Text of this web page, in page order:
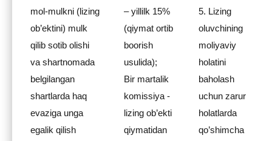
mol-mulkni (lizing
ob’ektini) mulk
qilib sotib olishi
va shartnomada
belgilangan
shartlarda haq
evaziga unga
egalik qilish
– yillilk 15%
(qiymat ortib
boorish
usulida);
Bir martalik
komissiya -
lizing ob’ekti
qiymatidan
5. Lizing
oluvchining
moliyaviy
holatini
baholash
uchun zarur
holatlarda
qo’shimcha